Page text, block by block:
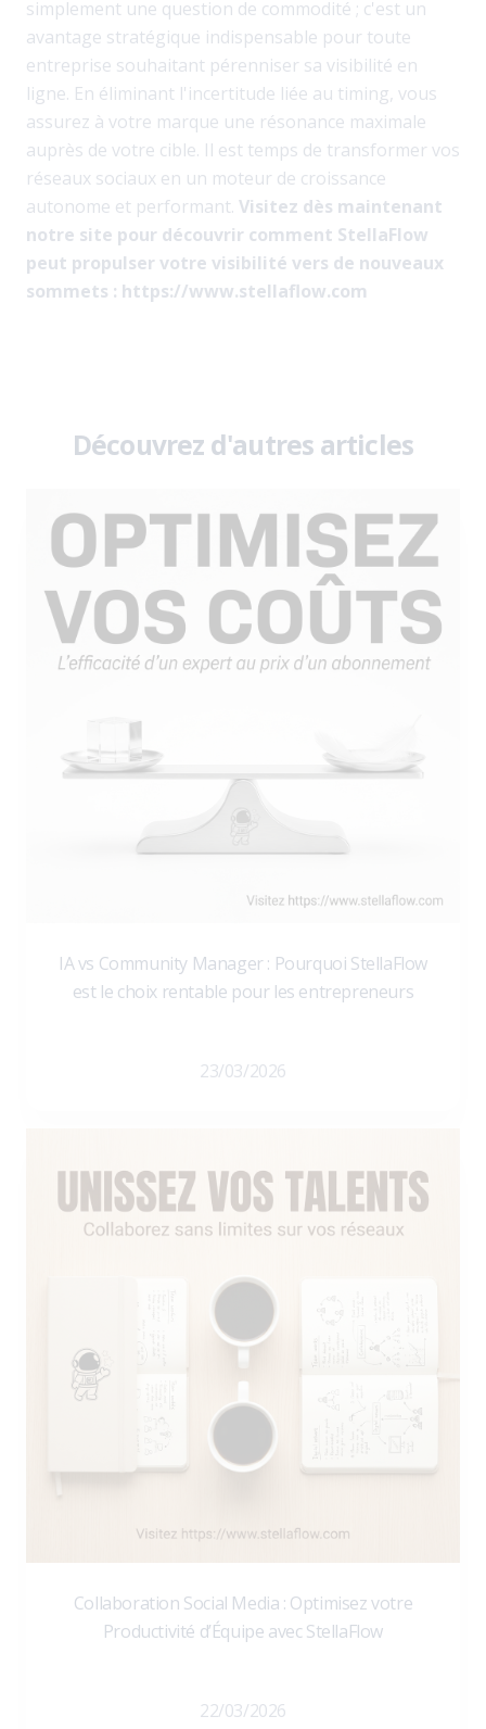
simplement une question de commodité ; c'est un
avantage stratégique indispensable pour toute
entreprise souhaitant pérenniser sa visibilité en
ligne. En éliminant l'incertitude liée au timing, vous
assurez à votre marque une résonance maximale
auprès de votre cible. Il est temps de transformer vos
réseaux sociaux en un moteur de croissance
autonome et performant. Visitez dès maintenant
notre site pour découvrir comment StellaFlow
peut propulser votre visibilité vers de nouveaux
sommets : https://www.stellaflow.com
Découvrez d'autres articles
IA vs Community Manager : Pourquoi StellaFlow
est le choix rentable pour les entrepreneurs
23/03/2026
Collaboration Social Media : Optimisez votre
Productivité d’Équipe avec StellaFlow
22/03/2026